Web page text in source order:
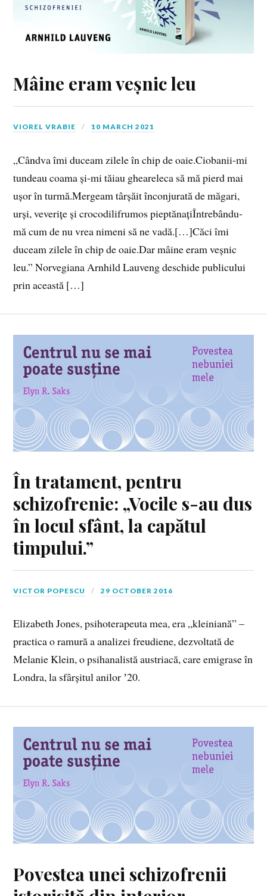
Mâine eram veșnic leu
VIOREL VRABIE 10 MARCH 2021
„Cândva îmi duceam zilele în chip de oaie.Ciobanii-mi
tundeau coama și-mi tăiau gheareleca să mă pierd mai
ușor în turmă.Mergeam târșăit înconjurată de măgari,
urși, veverițe și crocodilifrumos pieptănațiÎntrebându-
mă cum de nu vrea nimeni să ne vadă.[…]Căci îmi
duceam zilele în chip de oaie.Dar mâine eram veșnic
leu.” Norvegiana Arnhild Lauveng deschide publicului
prin această […]
În tratament, pentru
schizofrenie: „Vocile s-au dus
în locul sfânt, la capătul
timpului.”
VICTOR POPESCU 29 OCTOBER 2016
Elizabeth Jones, psihoterapeuta mea, era „kleiniană” –
practica o ramură a analizei freudiene, dezvoltată de
Melanie Klein, o psihanalistă austriacă, care emigrase în
Londra, la sfârșitul anilor ʼ20.
Povestea unei schizofrenii